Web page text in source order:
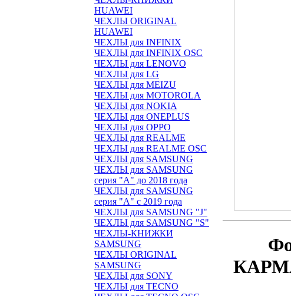
HUAWEI
ЧЕХЛЫ ORIGINAL
HUAWEI
ЧЕХЛЫ для INFINIX
ЧЕХЛЫ для INFINIX OSC
ЧЕХЛЫ для LENOVO
ЧЕХЛЫ для LG
ЧЕХЛЫ для MEIZU
ЧЕХЛЫ для MOTOROLA
ЧЕХЛЫ для NOKIA
ЧЕХЛЫ для ONEPLUS
ЧЕХЛЫ для OPPO
ЧЕХЛЫ для REALME
ЧЕХЛЫ для REALME OSC
ЧЕХЛЫ для SAMSUNG
ЧЕХЛЫ для SAMSUNG
серия "A" до 2018 года
ЧЕХЛЫ для SAMSUNG
серия "A" с 2019 года
ЧЕХЛЫ для SAMSUNG "J"
ЧЕХЛЫ для SAMSUNG "S"
ЧЕХЛЫ-КНИЖКИ
SAMSUNG
ЧЕХЛЫ ORIGINAL
SAMSUNG
ЧЕХЛЫ для SONY
ЧЕХЛЫ для TECNO